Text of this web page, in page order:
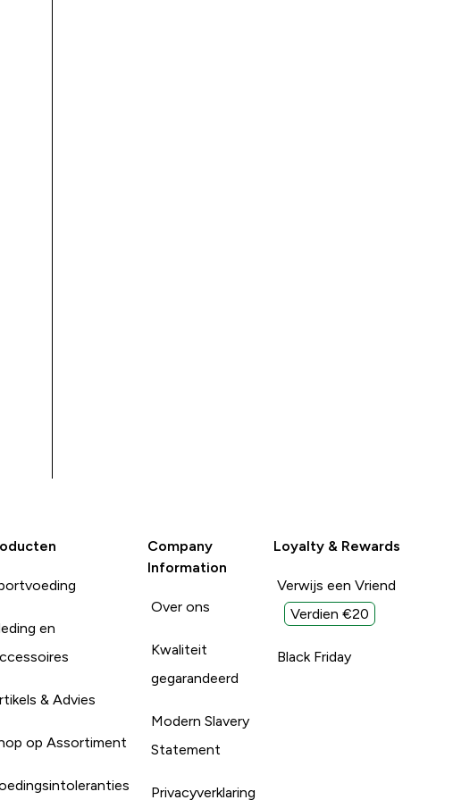
en
& Advies
op Assortiment
Company
Information
Over ons
Kwaliteit
gegarandeerd
Modern Slavery
Statement
Privacyverklaring
Loyalty & Rewards
Verwijs een Vriend
Verdien €20
Black Friday